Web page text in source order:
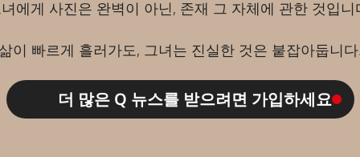
에게 사진은 완벽이 아닌, 존재 그 자체에 관한 것입니
이 빠르게 흘러가도, 그녀는 진실한 것은 붙잡아둡니
더 많은 Q 뉴스를 받으려면 가입하세요